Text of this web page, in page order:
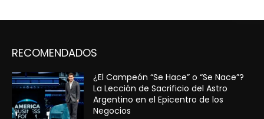
RECOMENDADOS
¿El Campeón “Se Hace” o “Se Nace”?
La Lección de Sacrificio del Astro
Argentino en el Epicentro de los
Negocios